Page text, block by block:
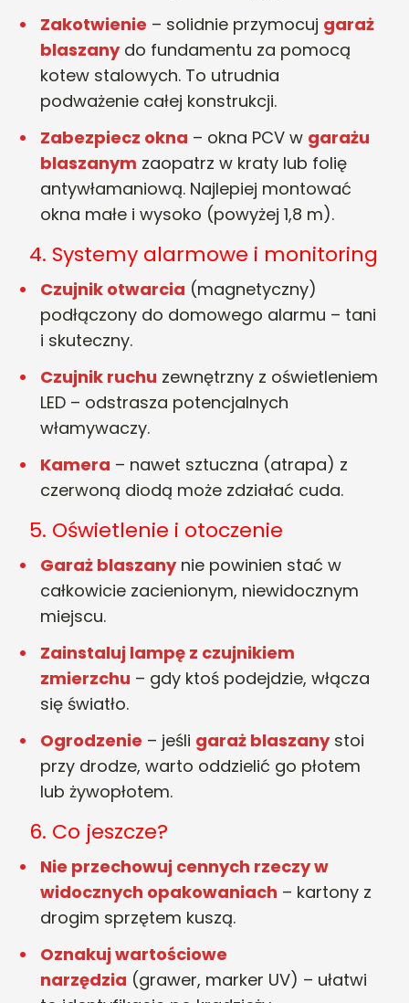
Zakotwienie – solidnie przymocuj garaż
blaszanydo fundamentu za pomocą
kotew stalowych. To utrudnia
podważenie całej konstrukcji.
Zabezpiecz okna – okna PCV w garażu
blaszanym zaopatrz w kraty lub folię
antywłamaniową. Najlepiej montować
okna małe i wysoko (powyżej 1,8 m).
4. Systemy alarmowe i monitoring
Czujnik otwarcia (magnetyczny)
podłączony do domowego alarmu – tani
i skuteczny.
Czujnik ruchu zewnętrzny z oświetleniem
LED – odstrasza potencjalnych
włamywaczy.
Kamera – nawet sztuczna (atrapa) z
czerwoną diodą może zdziałać cuda.
5. Oświetlenie i otoczenie
Garaż blaszanynie powinien stać w
całkowicie zacienionym, niewidocznym
miejscu.
Zainstaluj lampę z czujnikiem
zmierzchu – gdy ktoś podejdzie, włącza
się światło.
Ogrodzenie – jeśli garaż blaszanystoi
przy drodze, warto oddzielić go płotem
lub żywopłotem.
6. Co jeszcze?
Nie przechowuj cennych rzeczy w
widocznych opakowaniach – kartony z
drogim sprzętem kuszą.
Oznakuj wartościowe
narzędzia (grawer, marker UV) – ułatwi